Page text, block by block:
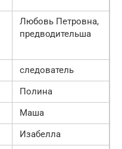
Любовь Петровна,
предводительша
следователь
Полина
Маша
Изабелла